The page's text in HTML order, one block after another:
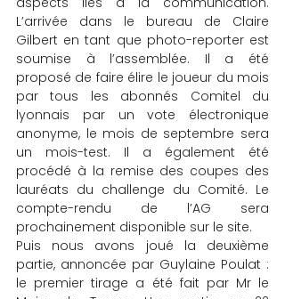
L’arrivée dans le bureau de Claire
Gilbert en tant que photo-reporter est
soumise à l’assemblée. Il a été
proposé de faire élire le joueur du mois
par tous les abonnés Comitel du
lyonnais par un vote électronique
anonyme, le mois de septembre sera
un mois-test. Il a également été
procédé à la remise des coupes des
lauréats du challenge du Comité. Le
compte-rendu de l’AG sera
prochainement disponible sur le site.
Puis nous avons joué la deuxième
partie, annoncée par Guylaine Poulat :
le premier tirage a été fait par Mr le